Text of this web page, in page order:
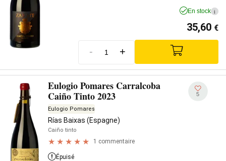
En stock i
35,60 €
- +
Eulogio Pomares Carralcoba
Caiño Tinto 2023
Eulogio Pomares
Rías Baixas (Espagne)
Caiño tinto
1 commentaire
5
Épuisé